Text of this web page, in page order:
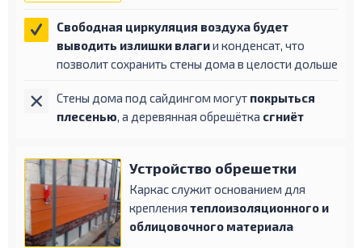
Свободная циркуляция воздуха будет
выводить излишки влагии конденсат, что
позволит сохранить стены дома в целости дольше
Стены дома под сайдингом могут покрыться
плесенью, а деревянная обрешётка сгниёт
Устройство обрешетки
Каркас служит основанием для
крепления теплоизоляционного и
облицовочного материала